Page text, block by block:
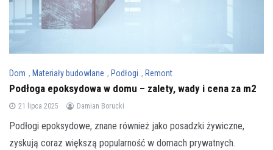
Dom , Materiały budowlane , Podłogi , Remont
Podłoga epoksydowa w domu – zalety, wady i cena za m2
21 lipca 2025 Damian Borucki
Podłogi epoksydowe, znane również jako posadzki żywiczne,
zyskują coraz większą popularność w domach prywatnych.